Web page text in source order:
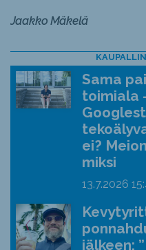
Jaakko Mäkelä
Sama
toimiala
ei?
miksi
13.7.2026
jälkeen: